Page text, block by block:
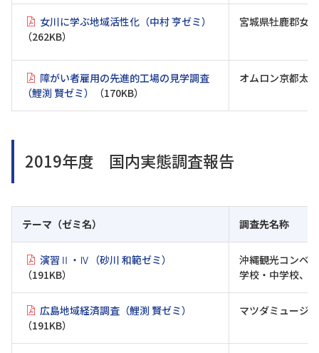
女川に学ぶ地域活性化（中村 亨ゼミ）
（262KB）
宮城県牡鹿郡女
障がい者雇用の先進的工場の見学調査
（鯉渕 賢ゼミ）
（170KB）
オムロン京都太
2019年度 国内実態調査報告
テーマ（ゼミ名） 調査先名称
演習Ⅱ・Ⅳ（砂川 和範ゼミ）
（191KB）
沖縄観光コンベ
学校・中学校、
広島地域経済調査（鯉渕 賢ゼミ）
（191KB）
マツダミュージ